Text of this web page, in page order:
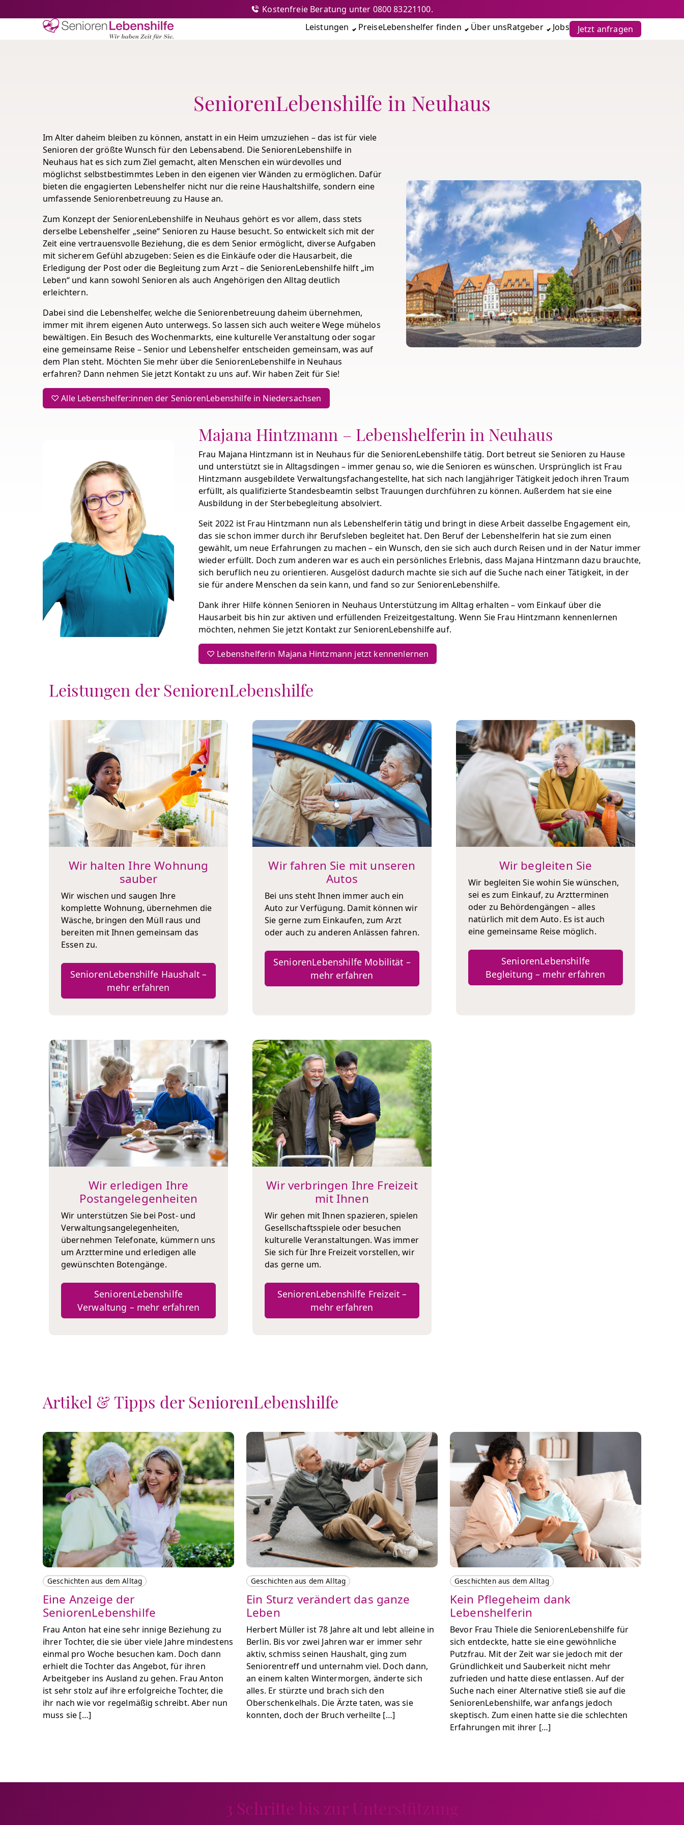
Senioren-Lebenshilfe Leistungen PreiseLebenshelfer finden Über unsRatgeber Jobs Jetzt anfragen
Kostenfreie Beratung unter 0800 83221100.
SeniorenLebenshilfe in Neuhaus
Im Alter daheim bleiben zu können, anstatt in ein Heim umzuziehen – das ist für viele
Senioren der größte Wunsch für den Lebensabend. Die SeniorenLebenshilfe in
Neuhaus hat es sich zum Ziel gemacht, alten Menschen ein würdevolles und
möglichst selbstbestimmtes Leben in den eigenen vier Wänden zu ermöglichen. Dafür
bieten die engagierten Lebenshelfer nicht nur die reine Haushaltshilfe, sondern eine
umfassende Seniorenbetreuung zu Hause an.
Zum Konzept der SeniorenLebenshilfe in Neuhaus gehört es vor allem, dass stets
derselbe Lebenshelfer „seine“ Senioren zu Hause besucht. So entwickelt sich mit der
Zeit eine vertrauensvolle Beziehung, die es dem Senior ermöglicht, diverse Aufgaben
mit sicherem Gefühl abzugeben: Seien es die Einkäufe oder die Hausarbeit, die
Erledigung der Post oder die Begleitung zum Arzt – die SeniorenLebenshilfe hilft „im
Leben“ und kann sowohl Senioren als auch Angehörigen den Alltag deutlich
erleichtern.
Dabei sind die Lebenshelfer, welche die Seniorenbetreuung daheim übernehmen,
immer mit ihrem eigenen Auto unterwegs. So lassen sich auch weitere Wege mühelos
bewältigen. Ein Besuch des Wochenmarkts, eine kulturelle Veranstaltung oder sogar
eine gemeinsame Reise – Senior und Lebenshelfer entscheiden gemeinsam, was auf
dem Plan steht. Möchten Sie mehr über die SeniorenLebenshilfe in Neuhaus
erfahren? Dann nehmen Sie jetzt Kontakt zu uns auf. Wir haben Zeit für Sie!
♡ Alle Lebenshelfer:innen der SeniorenLebenshilfe in Niedersachsen
Majana Hintzmann – Lebenshelferin in Neuhaus
Frau Majana Hintzmann ist in Neuhaus für die SeniorenLebenshilfe tätig. Dort betreut sie Senioren zu Hause
und unterstützt sie in Alltagsdingen – immer genau so, wie die Senioren es wünschen. Ursprünglich ist Frau
Hintzmann ausgebildete Verwaltungsfachangestellte, hat sich nach langjähriger Tätigkeit jedoch ihren Traum
erfüllt, als qualifizierte Standesbeamtin selbst Trauungen durchführen zu können. Außerdem hat sie eine
Ausbildung in der Sterbebegleitung absolviert.
Seit 2022 ist Frau Hintzmann nun als Lebenshelferin tätig und bringt in diese Arbeit dasselbe Engagement ein,
das sie schon immer durch ihr Berufsleben begleitet hat. Den Beruf der Lebenshelferin hat sie zum einen
gewählt, um neue Erfahrungen zu machen – ein Wunsch, den sie sich auch durch Reisen und in der Natur immer
wieder erfüllt. Doch zum anderen war es auch ein persönliches Erlebnis, dass Majana Hintzmann dazu brauchte,
sich beruflich neu zu orientieren. Ausgelöst dadurch machte sie sich auf die Suche nach einer Tätigkeit, in der
sie für andere Menschen da sein kann, und fand so zur SeniorenLebenshilfe.
Dank ihrer Hilfe können Senioren in Neuhaus Unterstützung im Alltag erhalten – vom Einkauf über die
Hausarbeit bis hin zur aktiven und erfüllenden Freizeitgestaltung. Wenn Sie Frau Hintzmann kennenlernen
möchten, nehmen Sie jetzt Kontakt zur SeniorenLebenshilfe auf.
♡ Lebenshelferin Majana Hintzmann jetzt kennenlernen
Leistungen der SeniorenLebenshilfe
Wir halten Ihre Wohnung
sauber
Wir wischen und saugen Ihre
komplette Wohnung, übernehmen die
Wäsche, bringen den Müll raus und
bereiten mit Ihnen gemeinsam das
Essen zu.
SeniorenLebenshilfe Haushalt –
mehr erfahren
Wir fahren Sie mit unseren
Autos
Bei uns steht Ihnen immer auch ein
Auto zur Verfügung. Damit können wir
Sie gerne zum Einkaufen, zum Arzt
oder auch zu anderen Anlässen fahren.
SeniorenLebenshilfe Mobilität –
mehr erfahren
Wir begleiten Sie
Wir begleiten Sie wohin Sie wünschen,
sei es zum Einkauf, zu Arztterminen
oder zu Behördengängen – alles
natürlich mit dem Auto. Es ist auch
eine gemeinsame Reise möglich.
SeniorenLebenshilfe
Begleitung – mehr erfahren
Wir erledigen Ihre
Postangelegenheiten
Wir unterstützen Sie bei Post- und
Verwaltungsangelegenheiten,
übernehmen Telefonate, kümmern uns
um Arzttermine und erledigen alle
gewünschten Botengänge.
SeniorenLebenshilfe
Verwaltung – mehr erfahren
Wir verbringen Ihre Freizeit
mit Ihnen
Wir gehen mit Ihnen spazieren, spielen
Gesellschaftsspiele oder besuchen
kulturelle Veranstaltungen. Was immer
Sie sich für Ihre Freizeit vorstellen, wir
das gerne um.
SeniorenLebenshilfe Freizeit –
mehr erfahren
Artikel & Tipps der SeniorenLebenshilfe
Geschichten aus dem Alltag
Eine Anzeige der
SeniorenLebenshilfe
Frau Anton hat eine sehr innige Beziehung zu
ihrer Tochter, die sie über viele Jahre mindestens
einmal pro Woche besuchen kam. Doch dann
erhielt die Tochter das Angebot, für ihren
Arbeitgeber ins Ausland zu gehen. Frau Anton
ist sehr stolz auf ihre erfolgreiche Tochter, die
ihr nach wie vor regelmäßig schreibt. Aber nun
muss sie […]
Geschichten aus dem Alltag
Ein Sturz verändert das ganze
Leben
Herbert Müller ist 78 Jahre alt und lebt alleine in
Berlin. Bis vor zwei Jahren war er immer sehr
aktiv, schmiss seinen Haushalt, ging zum
Seniorentreff und unternahm viel. Doch dann,
an einem kalten Wintermorgen, änderte sich
alles. Er stürzte und brach sich den
Oberschenkelhals. Die Ärzte taten, was sie
konnten, doch der Bruch verheilte […]
Geschichten aus dem Alltag
Kein Pflegeheim dank
Lebenshelferin
Bevor Frau Thiele die SeniorenLebenshilfe für
sich entdeckte, hatte sie eine gewöhnliche
Putzfrau. Mit der Zeit war sie jedoch mit der
Gründlichkeit und Sauberkeit nicht mehr
zufrieden und hatte diese entlassen. Auf der
Suche nach einer Alternative stieß sie auf die
SeniorenLebenshilfe, war anfangs jedoch
skeptisch. Zum einen hatte sie die schlechten
Erfahrungen mit ihrer […]
3 Schritte bis zur Unterstützung